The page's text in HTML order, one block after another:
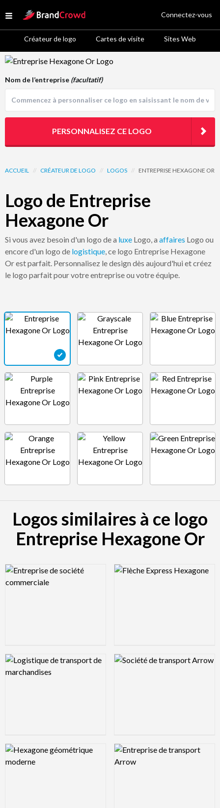
Open menu
Site Logo
Créateur de logo Cartes de visite Sites Web
Connectez-vous
Logo Template Preview
ACCUEIL // CRÉATEUR DE LOGO // LOGOS // ENTREPRISE HEXAGONE OR
Logo de Entreprise
Hexagone Or
Si vous avez besoin d'un logo de a luxe Logo, a affaires Logo ou
encore d'un logo de logistique, ce logo Entreprise Hexagone
Or est parfait. Personnalisez le design dès aujourd'hui et créez
le logo parfait pour votre entreprise ou votre équipe.
Nom de l’entreprise (facultatif)
PERSONNALISEZ CE LOGO
Logos similaires à ce logo
Entreprise Hexagone Or
Logo Preview Image Logo Preview Image
Logo Preview Image Logo Preview Image
Logo Preview Image Logo Preview Image